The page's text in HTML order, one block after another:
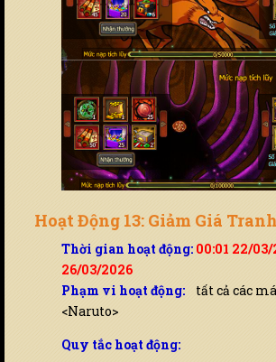
Hoạt Động 13: Giảm Giá
Thời gian hoạt động: 00:01 22/
26/03/2026
Phạm vi hoạt động: tất cả các
<Naruto>
Quy tắc hoạt động: